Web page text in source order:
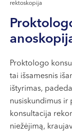
Darbo laikas:
I-V 07:30 -
VI 09:00 - 15:00
Kaunas
Miško g. 25A
Darbo laikas:
I-V 08:00 - 20:00
VI 09:00 - 15:00
rektoskopija
Proktologo
tai išsamesnis
ištyrimas,
nusiskundimus ir
konsultacija
niežėjimą,